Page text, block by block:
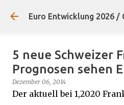
Direkt zum
Euro Entwicklung 2026 /
5 neue Schweizer
Prognosen sehen
Dezember 06, 2014
Der aktuell bei 1,2020